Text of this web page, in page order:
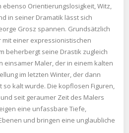
ebenso Orientierungslosigkeit, Witz,
in seiner Dramatik lässt sich
Grosz spannen. Grundsätzlich
mit einer expressionistischen
beherbergt seine Drastik zugleich
einsamer Maler, der in einem kalten
im letzten Winter, der dann
so kalt wurde. Die kopflosen Figuren,
seit geraumer Zeit des Malers
eine unfassbare Tiefe,
und bringen eine unglaubliche